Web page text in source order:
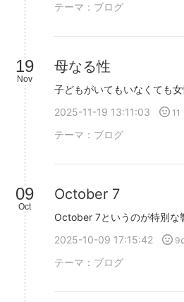
テーマ： ブログ
19
Nov
母なる性
2025-11-19 13:11:03
11
テーマ： ブログ
09
Oct
October 7
2025-10-09 17:15:42
9
テーマ： ブログ